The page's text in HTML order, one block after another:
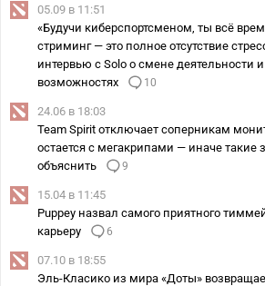
05.09 в 11:51
«Будучи киберспортсменом, ты всё
стриминг — это полное отсутствие
интервью с Solo о смене деятельности
возможностях
10
24.06 в 18:03
Team Spirit отключает соперникам
остается с мегакрипами — иначе такие
объяснить
9
15.04 в 11:45
Puppey назвал самого приятного
карьеру
6
07.10 в 18:55
Эль-Класико из мира «Доты»